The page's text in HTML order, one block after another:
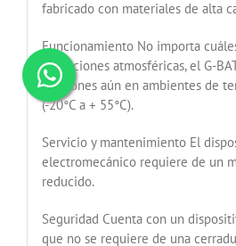
fabricado con materiales de alta
Funcionamiento No importa
condiciones atmosféricas, el G-
funciones aún en ambientes de
(-20°C a + 55°C).
Servicio y mantenimiento El
electromecánico requiere de un
reducido.
Seguridad Cuenta con un
que no se requiere de una